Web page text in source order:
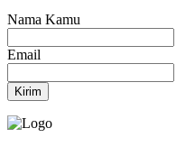
Nama Kamu
Email
Kirim